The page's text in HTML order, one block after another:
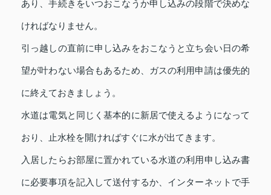
あり、手続きをいつおこなうか申し込みの段階で決めな
ければなりません。
引っ越しの直前に申し込みをおこなうと立ち会い日の希
望が叶わない場合もあるため、ガスの利用申請は優先的
に終えておきましょう。
水道は電気と同じく基本的に新居で使えるようになって
おり、止水栓を開ければすぐに水が出てきます。
入居したらお部屋に置かれている水道の利用申し込み書
に必要事項を記入して送付するか、インターネットで手